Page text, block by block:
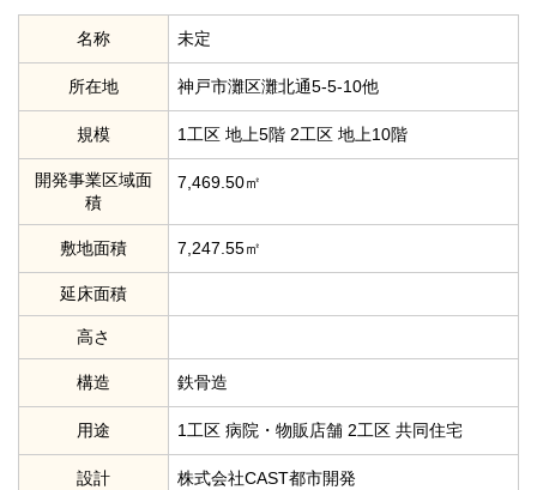
名称 未定
所在地 神戸市灘区灘北通5-5-10他
規模 1工区 地上5階 2工区 地上10階
開発事業区域面
積
7,469.50㎡
敷地面積 7,247.55㎡
延床面積
高さ
構造 鉄骨造
用途 1工区 病院・物販店舗 2工区 共同住宅
設計 株式会社CAST都市開発